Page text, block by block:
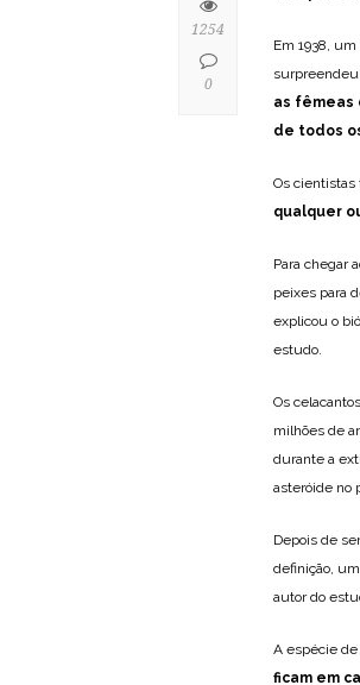
Em 1938,
surpreendeu
as fêmeas
de todos
Os
qualquer
Para chegar
peixes para
explicou o
estudo.
Os
milhões de
durante a
asteróide no
Depois de
definição,
autor do
A espécie
ficam em
1254
0